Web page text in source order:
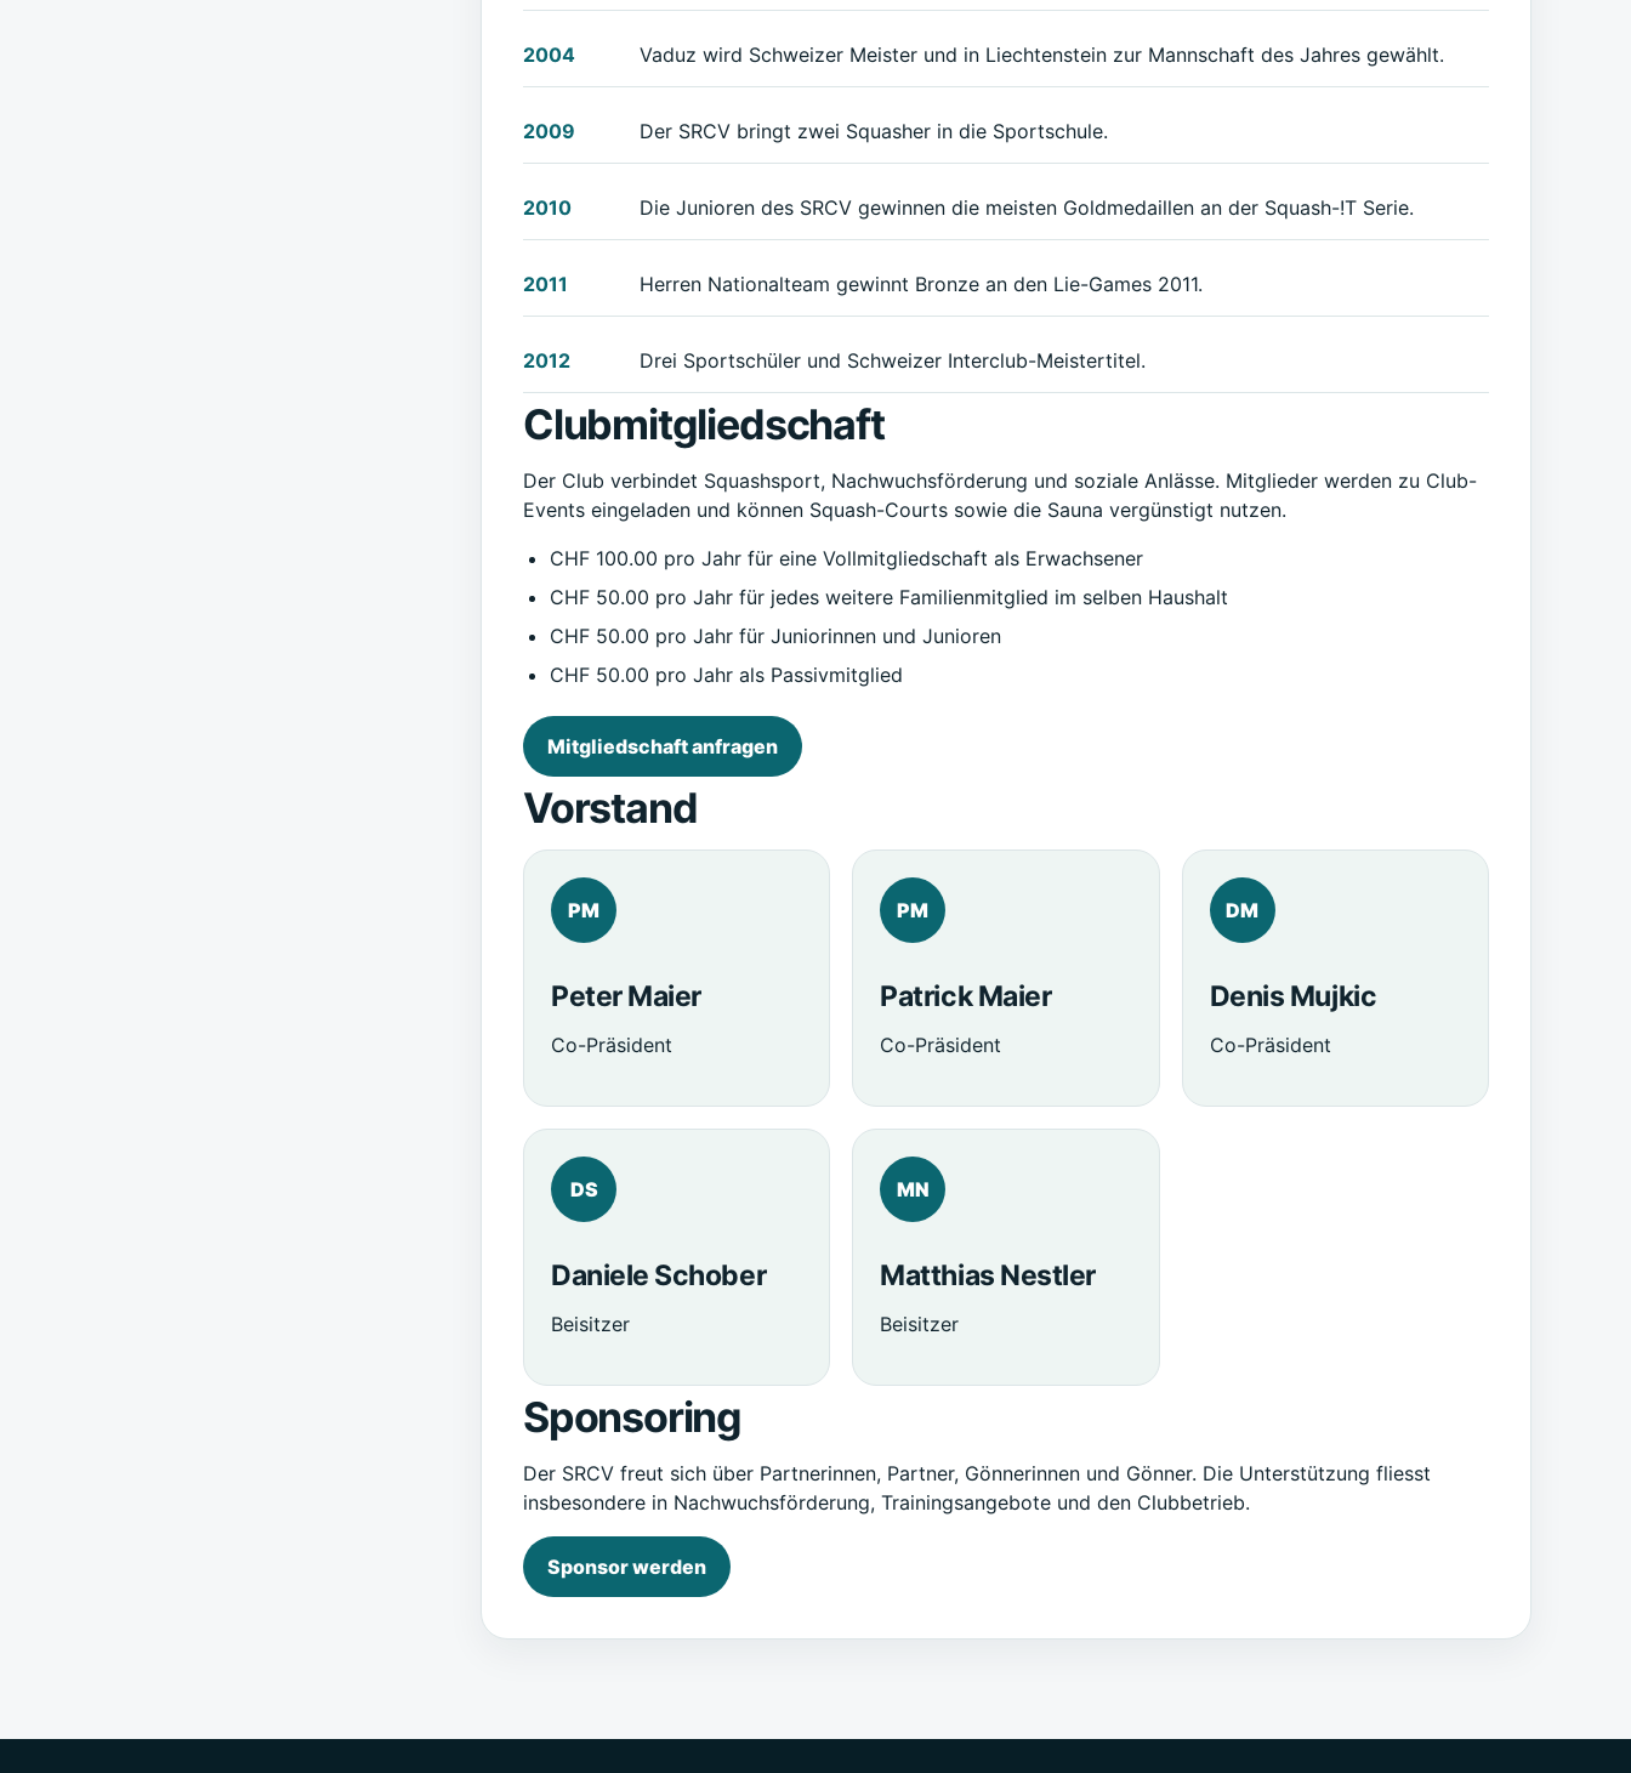
2004 Vaduz wird Schweizer Meister und in Liechtenstein zur Mannschaft des Jahres gewählt.
2009 Der SRCV bringt zwei Squasher in die Sportschule.
2010 Die Junioren des SRCV gewinnen die meisten Goldmedaillen an der Squash-!T Serie.
2011 Herren Nationalteam gewinnt Bronze an den Lie-Games 2011.
2012 Drei Sportschüler und Schweizer Interclub-Meistertitel.
Clubmitgliedschaft
Der Club verbindet Squashsport, Nachwuchsförderung und soziale Anlässe. Mitglieder werden zu Club-
Events eingeladen und können Squash-Courts sowie die Sauna vergünstigt nutzen.
CHF 100.00 pro Jahr für eine Vollmitgliedschaft als Erwachsener
CHF 50.00 pro Jahr für jedes weitere Familienmitglied im selben Haushalt
CHF 50.00 pro Jahr für Juniorinnen und Junioren
CHF 50.00 pro Jahr als Passivmitglied
Mitgliedschaft anfragen
Vorstand
PM
Peter Maier
Co-Präsident
PM
Patrick Maier
Co-Präsident
DM
Denis Mujkic
Co-Präsident
DS
Daniele Schober
Beisitzer
MN
Matthias Nestler
Beisitzer
Sponsoring
Der SRCV freut sich über Partnerinnen, Partner, Gönnerinnen und Gönner. Die Unterstützung fliesst
insbesondere in Nachwuchsförderung, Trainingsangebote und den Clubbetrieb.
Sponsor werden